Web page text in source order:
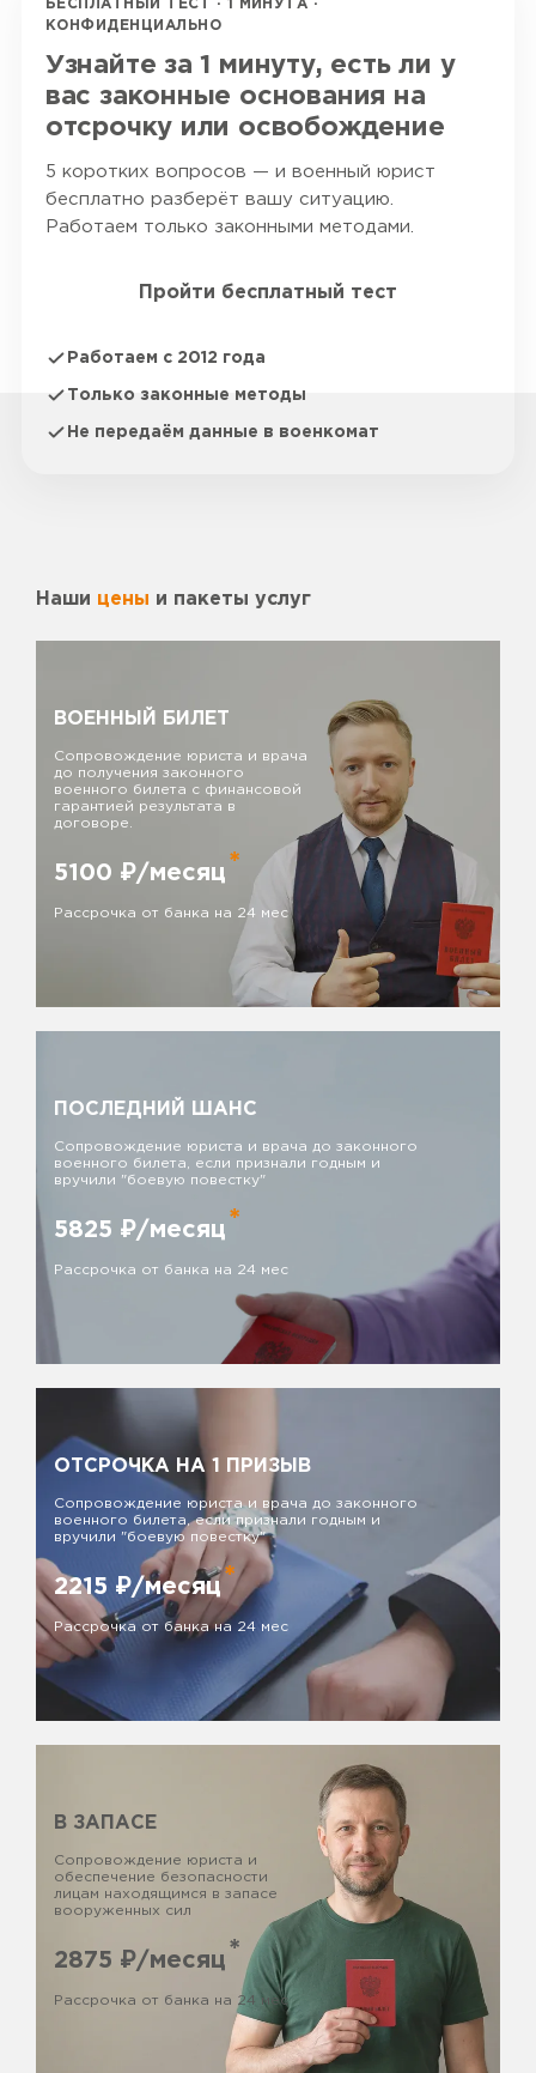
БЕСПЛАТНЫЙ ТЕСТ · 1 МИНУТА ·
КОНФИДЕНЦИАЛЬНО
Узнайте за 1 минуту, есть ли у
вас законные основания на
отсрочку или освобождение
5 коротких вопросов — и военный юрист
бесплатно разберёт вашу ситуацию.
Работаем только законными методами.
Пройти бесплатный тест
Работаем с 2012 года
Только законные методы
Не передаём данные в военкомат
Наши цены и пакеты услуг
ВОЕННЫЙ БИЛЕТ
Сопровождение юриста и врача
до получения законного
военного билета с финансовой
гарантией результата в
договоре.
5100 ₽/месяц *
Рассрочка от банка на 24 мес
ПОСЛЕДНИЙ ШАНС
Сопровождение юриста и врача до законного
военного билета, если признали годным и
вручили "боевую повестку"
5825 ₽/месяц *
Рассрочка от банка на 24 мес
ОТСРОЧКА НА 1 ПРИЗЫВ
Сопровождение юриста и врача до законного
военного билета, если признали годным и
вручили "боевую повестку"
2215 ₽/месяц *
Рассрочка от банка на 24 мес
В ЗАПАСЕ
Сопровождение юриста и
обеспечение безопасности
лицам находящимся в запасе
вооруженных сил
2875 ₽/месяц *
Рассрочка от банка на 24 мес